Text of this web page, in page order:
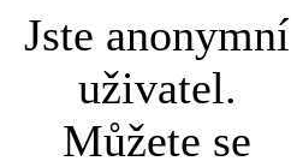
Jste anonymní
uživatel.
Můžete se